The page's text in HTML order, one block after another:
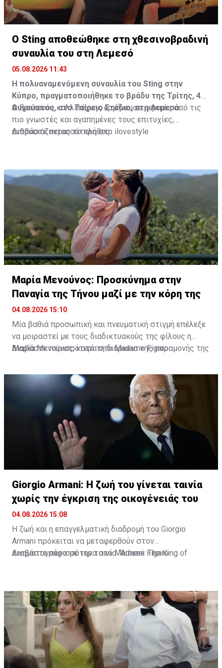
Ο Sting αποθεώθηκε στη χθεσινοβραδινή
συναυλία του στη Λεμεσό
05.08.2026 11:43
Η πολυαναμενόμενη συναυλία του Sting στην
Κύπρο, πραγματοποιήθηκε το βράδυ της Τρίτης, 4
Αυγούστου, στο Τσίρειο Στάδιο, στη Λεμεσό.
Ο Βρετανός καλλιτέχνης ερμήνευσε μερικές από τις
πιο γνωστές και αγαπημένες τους επιτυχίες,
ενθουσιάζοντας το πλήθος.
Διαβάστε περισσότερα στο ilovestyle
Μαρία Μενούνος: Προσκύνημα στην
Παναγία της Τήνου μαζί με την κόρη της
04.08.2026 15:10
Μία βαθιά προσωπική και πνευματική στιγμή επέλεξε
να μοιραστεί με τους διαδικτυακούς της φίλους η
Μαρία Μενούνος, κατά τη διάρκεια της παραμονής της
πλευρό της τη μικρή της κόρη, Αθηνά, σε ένα
προσκύνημα που, όπως αποκάλυψε, είχε ξεχωριστή
σημασία για την ίδια.
Διαβάστε περισσότερα στο Madame Figaro
Giorgio Armani: Η ζωή του γίνεται ταινία
χωρίς την έγκριση της οικογένειάς του
04.08.2026 15:08
Η ζωή και η επαγγελματική διαδρομή του Giorgio
Armani πρόκειται να μεταφερθούν στον
κινηματογράφο με την ταινία “Armani: The King of
Διαβάστε περισσότερα στο Madame Figaro